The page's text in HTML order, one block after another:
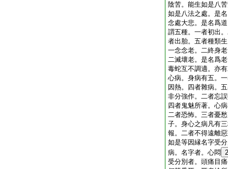
陰苦。能生如是八
如是八法之處。是
念處大悲。是名爲
謂五種。一者初出
者出胎。五者種類
一念念老。二終身
二滅壞老。是名爲
毒蛇互不調適。亦
心病。身病有五。
因熱。四者雜病。
非分強作。二者忘
四者鬼魅所著。心
二者恐怖。三者憂
子。身心之病凡有
報。二者不得遠離
如是等因縁名字受
病。名字者。心悶 2
受分別者。頭痛目